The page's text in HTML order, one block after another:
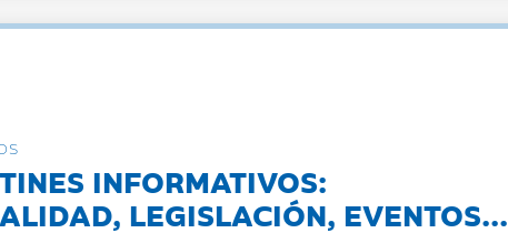
INFORMATIVOS:
LEGISLACIÓN, EVENTOS...